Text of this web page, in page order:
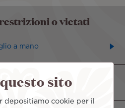
o vietati
a mano
da stiva sito
depositiamo cookie per il